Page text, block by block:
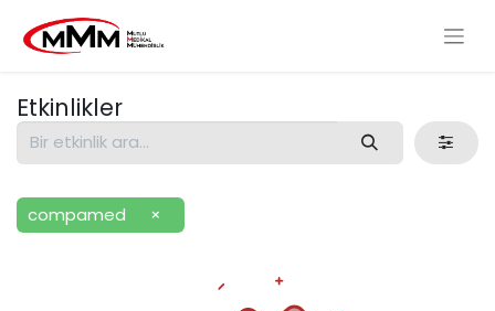
Etkinlikler
compamed ×